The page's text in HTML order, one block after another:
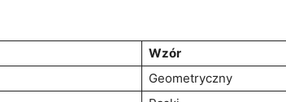
Wzór
Geometryczny